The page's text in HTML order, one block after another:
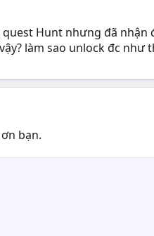
Hunt nhưng đã nhận
làm sao unlock đc như
bạn.